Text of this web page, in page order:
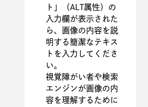
ト」（ALT属性）の
入力欄が表示された
ら、画像の内容を説
明する簡潔なテキス
トを入力してくださ
い。
視覚障がい者や検索
エンジンが画像の内
容を理解するために